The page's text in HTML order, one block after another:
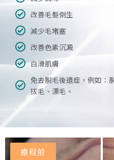
改善毛髮倒生
減少毛堵塞
改善色素沉澱
白滑肌膚
免去脫毛後遺症，例如：
拔毛、漂毛。